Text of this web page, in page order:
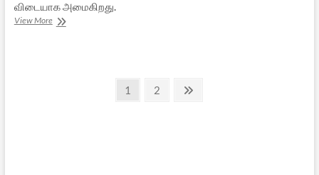
விடையாக அமைகிறது.
View Moreஜம்முவின்
Page
1 Page
2